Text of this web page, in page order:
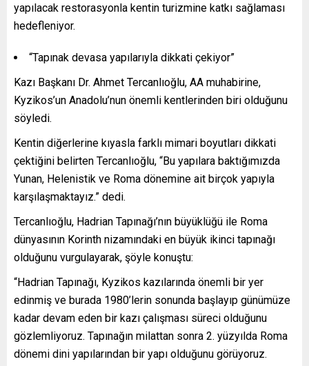
yapılacak restorasyonla kentin turizmine katkı sağlaması
hedefleniyor.
“Tapınak devasa yapılarıyla dikkati çekiyor”
Kazı Başkanı Dr. Ahmet Tercanlıoğlu, AA muhabirine,
Kyzikos’un Anadolu’nun önemli kentlerinden biri olduğunu
söyledi.
Kentin diğerlerine kıyasla farklı mimari boyutları dikkati
çektiğini belirten Tercanlıoğlu, “Bu yapılara baktığımızda
Yunan, Helenistik ve Roma dönemine ait birçok yapıyla
karşılaşmaktayız.” dedi.
Tercanlıoğlu, Hadrian Tapınağı’nın büyüklüğü ile Roma
dünyasının Korinth nizamındaki en büyük ikinci tapınağı
olduğunu vurgulayarak, şöyle konuştu:
“Hadrian Tapınağı, Kyzikos kazılarında önemli bir yer
edinmiş ve burada 1980’lerin sonunda başlayıp günümüze
kadar devam eden bir kazı çalışması süreci olduğunu
gözlemliyoruz. Tapınağın milattan sonra 2. yüzyılda Roma
dönemi dini yapılarından bir yapı olduğunu görüyoruz.